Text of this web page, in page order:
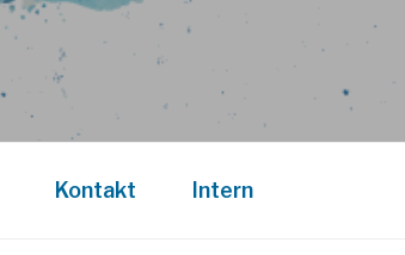
Kontakt Intern